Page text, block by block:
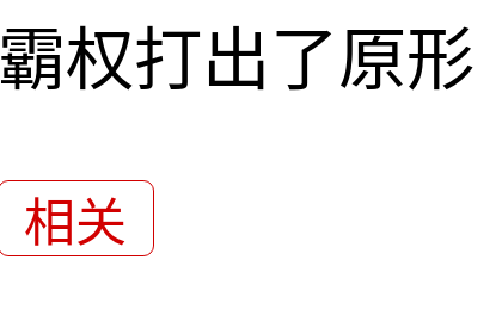
霸权打出了原形
相关